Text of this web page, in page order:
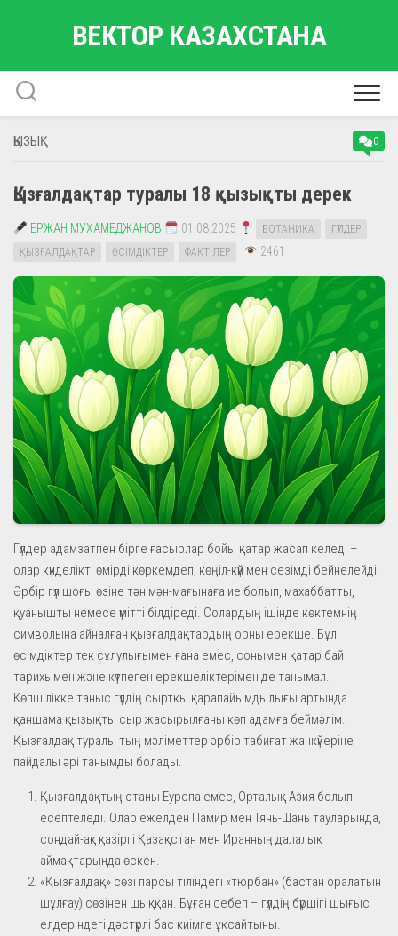
ВЕКТОР КАЗАХСТАНА
ҚЫЗЫҚ 0
Қызғалдақтар туралы 18 қызықты дерек
ЕРЖАН МУХАМЕДЖАНОВ 01.08.2025 БОТАНИКА
ГҮЛДЕР
ҚЫЗҒАЛДАҚТАР
ӨСІМДІКТЕР ФАКТІЛЕР 2461
Гүлдер адамзатпен бірге ғасырлар бойы қатар жасап келеді –
олар күнделікті өмірді көркемдеп, көңіл-күй мен сезімді бейнелейді.
Әрбір гүл шоғы өзіне тән мән-мағынаға ие болып, махаббатты,
қуанышты немесе үмітті білдіреді. Солардың ішінде көктемнің
символына айналған қызғалдақтардың орны ерекше. Бұл
өсімдіктер тек сұлулығымен ғана емес, сонымен қатар бай
тарихымен және күтпеген ерекшеліктерімен де танымал.
Көпшілікке таныс гүлдің сыртқы қарапайымдылығы артында
қаншама қызықты сыр жасырылғаны көп адамға беймәлім.
Қызғалдақ туралы тың мәліметтер әрбір табиғат жанкүйеріне
пайдалы әрі танымды болады.
Қызғалдақтың отаны Еуропа емес, Орталық Азия болып
есептеледі. Олар ежелден Памир мен Тянь-Шань тауларында,
сондай-ақ қазіргі Қазақстан мен Иранның далалық
аймақтарында өскен.
«Қызғалдақ» сөзі парсы тіліндегі «тюрбан» (бастан оралатын
шұлғау) сөзінен шыққан. Бұған себеп – гүлдің бүршігі шығыс
елдеріндегі дәстүрлі бас киімге ұқсайтыны.